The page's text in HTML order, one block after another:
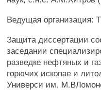
Ведущая организация:
Защита диссертации
заседании
разведке нефтяных и
горючих ископае и
Универси им.